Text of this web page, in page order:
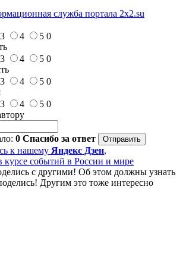
служба портала 2x2.su
3 4 5 0
3 4 5 0
3 4 5 0
3 4 5 0
0 Спасибо за ответ
к нашему Яндекс Дзен,
курсе событий в России и мире
с другими! Об этом должны узнать
Другим это тоже интересно